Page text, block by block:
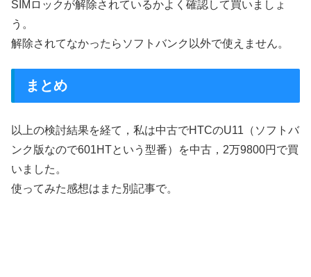
SIMロックが解除されているかよく確認して買いましょ
う。
解除されてなかったらソフトバンク以外で使えません。
まとめ
以上の検討結果を経て，私は中古でHTCのU11（ソフトバ
ンク版なので601HTという型番）を中古，2万9800円で買
いました。
使ってみた感想はまた別記事で。